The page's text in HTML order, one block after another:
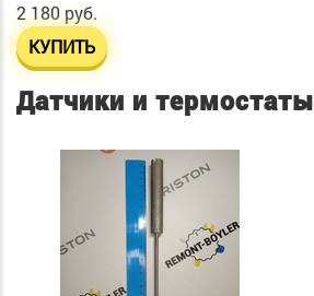
2 180 руб.
КУПИТЬ
Датчики и термостаты